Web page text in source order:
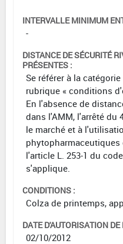
INTERVALLE MINIMUM
-
DISTANCE DE SÉCURITÉ
PRÉSENTES :
Se référer à la catégorie
rubrique « conditions
En l'absence de
dans l'AMM, l'arrêté du
le marché et à
l'article L. 253-1 du
s'applique.
CONDITIONS :
Colza de printemps,
DATE D'AUTORISATION DE
02/10/2012